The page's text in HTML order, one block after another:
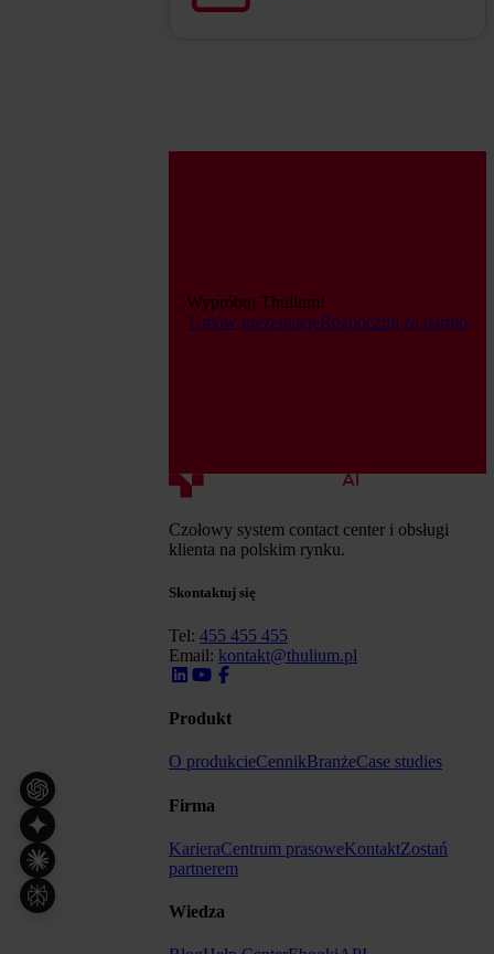
Wypróbuj Thulium!
Umów prezentacjęRozpocznij za darmo
Czołowy system contact center i obsługi
klienta na polskim rynku.
Skontaktuj się
Tel: 455 455 455
Email: kontakt@thulium.pl
Produkt
O produkcieCennikBranżeCase studies
Firma
KarieraCentrum prasoweKontaktZostań
partnerem
Wiedza